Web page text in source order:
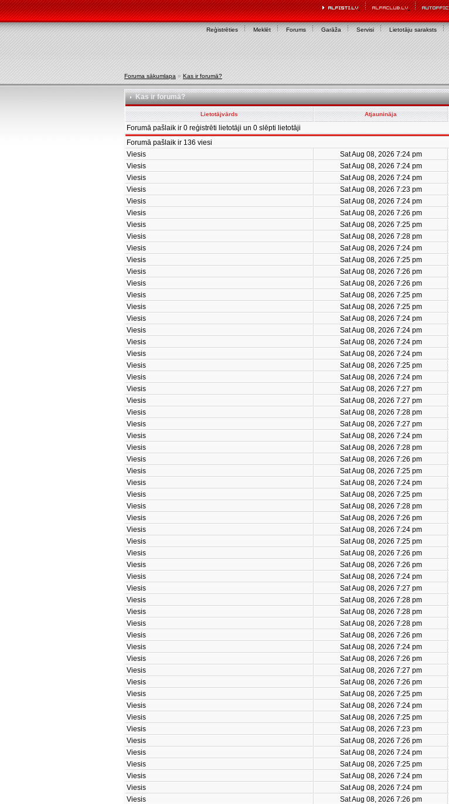
Reģistrēties Meklēt Forums Garāža Servisi Lietotāju saraksts
Foruma sākumlapa » Kas ir forumā?
Kas ir forumā?
Lietotājvārds Atjaunināja
Forumā pašlaik ir 0 reģistrēti lietotāji un 0 slēpti lietotāji
Forumā pašlaik ir 136 viesi
Viesis
Sat Aug 08, 2026 7:24 pm
Viesis
Sat Aug 08, 2026 7:24 pm
Viesis
Sat Aug 08, 2026 7:24 pm
Viesis
Sat Aug 08, 2026 7:23 pm
Viesis
Sat Aug 08, 2026 7:24 pm
Viesis
Sat Aug 08, 2026 7:26 pm
Viesis
Sat Aug 08, 2026 7:25 pm
Viesis
Sat Aug 08, 2026 7:28 pm
Viesis
Sat Aug 08, 2026 7:24 pm
Viesis
Sat Aug 08, 2026 7:25 pm
Viesis
Sat Aug 08, 2026 7:26 pm
Viesis
Sat Aug 08, 2026 7:26 pm
Viesis
Sat Aug 08, 2026 7:25 pm
Viesis
Sat Aug 08, 2026 7:25 pm
Viesis
Sat Aug 08, 2026 7:24 pm
Viesis
Sat Aug 08, 2026 7:24 pm
Viesis
Sat Aug 08, 2026 7:24 pm
Viesis
Sat Aug 08, 2026 7:24 pm
Viesis
Sat Aug 08, 2026 7:25 pm
Viesis
Sat Aug 08, 2026 7:24 pm
Viesis
Sat Aug 08, 2026 7:27 pm
Viesis
Sat Aug 08, 2026 7:27 pm
Viesis
Sat Aug 08, 2026 7:28 pm
Viesis
Sat Aug 08, 2026 7:27 pm
Viesis
Sat Aug 08, 2026 7:24 pm
Viesis
Sat Aug 08, 2026 7:28 pm
Viesis
Sat Aug 08, 2026 7:26 pm
Viesis
Sat Aug 08, 2026 7:25 pm
Viesis
Sat Aug 08, 2026 7:24 pm
Viesis
Sat Aug 08, 2026 7:25 pm
Viesis
Sat Aug 08, 2026 7:28 pm
Viesis
Sat Aug 08, 2026 7:26 pm
Viesis
Sat Aug 08, 2026 7:24 pm
Viesis
Sat Aug 08, 2026 7:25 pm
Viesis
Sat Aug 08, 2026 7:26 pm
Viesis
Sat Aug 08, 2026 7:26 pm
Viesis
Sat Aug 08, 2026 7:24 pm
Viesis
Sat Aug 08, 2026 7:27 pm
Viesis
Sat Aug 08, 2026 7:28 pm
Viesis
Sat Aug 08, 2026 7:28 pm
Viesis
Sat Aug 08, 2026 7:28 pm
Viesis
Sat Aug 08, 2026 7:26 pm
Viesis
Sat Aug 08, 2026 7:24 pm
Viesis
Sat Aug 08, 2026 7:26 pm
Viesis
Sat Aug 08, 2026 7:27 pm
Viesis
Sat Aug 08, 2026 7:26 pm
Viesis
Sat Aug 08, 2026 7:25 pm
Viesis
Sat Aug 08, 2026 7:24 pm
Viesis
Sat Aug 08, 2026 7:25 pm
Viesis
Sat Aug 08, 2026 7:23 pm
Viesis
Sat Aug 08, 2026 7:26 pm
Viesis
Sat Aug 08, 2026 7:24 pm
Viesis
Sat Aug 08, 2026 7:25 pm
Viesis
Sat Aug 08, 2026 7:24 pm
Viesis
Sat Aug 08, 2026 7:24 pm
Viesis
Sat Aug 08, 2026 7:26 pm